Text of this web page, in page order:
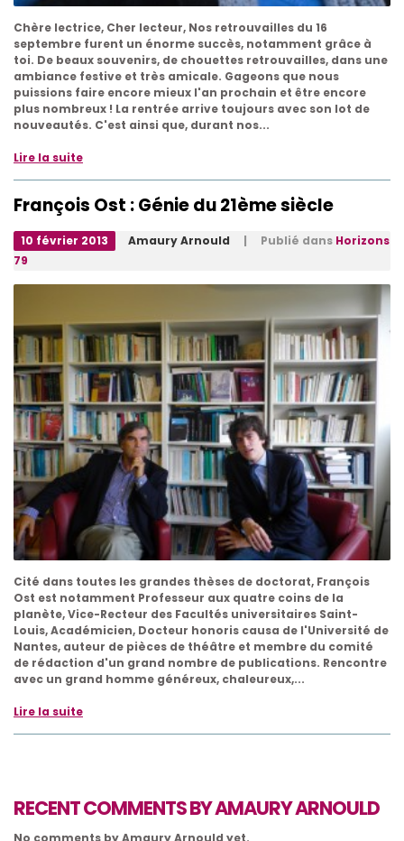
Chère lectrice, Cher lecteur, Nos retrouvailles du 16
septembre furent un énorme succès, notamment grâce à
toi. De beaux souvenirs, de chouettes retrouvailles, dans une
ambiance festive et très amicale. Gageons que nous
puissions faire encore mieux l'an prochain et être encore
plus nombreux ! La rentrée arrive toujours avec son lot de
nouveautés. C'est ainsi que, durant nos...
Lire la suite
François Ost : Génie du 21ème siècle
10 février 2013 Amaury Arnould | Publié dans Horizons
79
Cité dans toutes les grandes thèses de doctorat, François
Ost est notamment Professeur aux quatre coins de la
planète, Vice-Recteur des Facultés universitaires Saint-
Louis, Académicien, Docteur honoris causa de l'Université de
Nantes, auteur de pièces de théâtre et membre du comité
de rédaction d'un grand nombre de publications. Rencontre
avec un grand homme généreux, chaleureux,...
Lire la suite
RECENT COMMENTS BY AMAURY ARNOULD
No comments by Amaury Arnould yet.